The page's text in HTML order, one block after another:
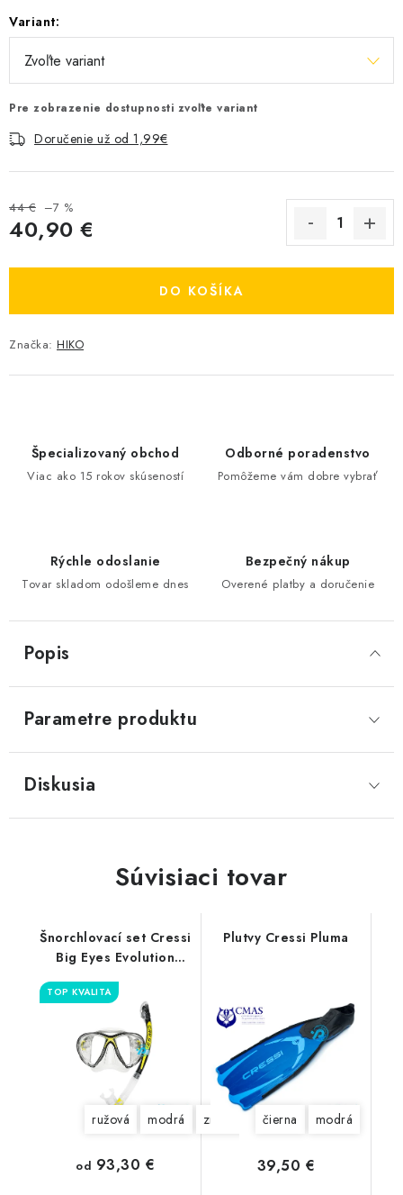
Variant:
Pre zobrazenie dostupnosti zvoľte variant
Doručenie už od 1,99€
44 € –7 %
40,90 €
DO KOŠÍKA
Značka: HIKO
Špecializovaný obchod
Viac ako 15 rokov skúseností
Odborné poradenstvo
Pomôžeme vám dobre vybrať
Rýchle odoslanie
Tovar skladom odošleme dnes
Bezpečný nákup
Overené platby a doručenie
Popis
Parametre produktu
Diskusia
Súvisiaci tovar
Šnorchlovací set Cressi
Big Eyes Evolution
Alpha
TOP KVALITA
ružová modrá zrkadlovky
od 93,30 €
Plutvy Cressi Pluma
čierna modrá
39,50 €